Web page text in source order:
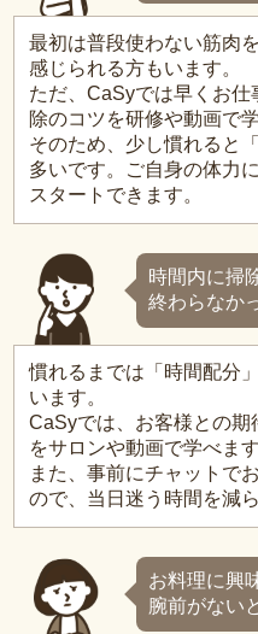
最初は普段使わない筋肉
感じられる方もいます。
ただ、CaSyでは早くお
除のコツを研修や動画で
そのため、少し慣れると
多いです。ご自身の体力
スタートできます。
時間内に掃
終わらなか
慣れるまでは「時間配分
います。
CaSyでは、お客様との
をサロンや動画で学べます
また、事前にチャットで
ので、当日迷う時間を減ら
お料理に興
腕前がない